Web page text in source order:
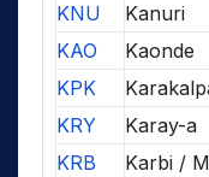
KNU
Kanuri
KAO
Kaonde
KPK
KRY
Karay-a
KRB
Karbi /